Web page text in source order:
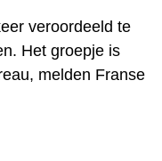
veroordeeld te
Het groepje is
melden Franse